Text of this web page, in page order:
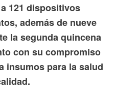
121 dispositivos
además de nueve
la segunda quincena
con su compromiso
insumos para la salud